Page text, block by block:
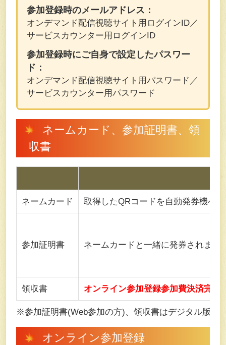
参加登録時のメールアドレス：
オンデマンド配信視聴サイト用ログインID／
サービスカウンター用ログインID
参加登録時にご自身で設定したパスワー
ド：
オンデマンド配信視聴サイト用パスワード／
サービスカウンター用パスワード
ネームカード、参加証明書、領
収書
ネームカード 取得したQRコードを自動発券機へ
参加証明書 ネームカードと一緒に発券されます
領収書 オンライン参加登録参加費決済完了
※参加証明書(Web参加の方)、領収書はデジタル版の
オンライン参加登録